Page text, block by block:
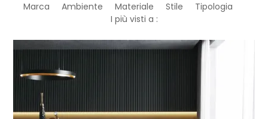
Marca Ambiente Materiale Stile
Tipologia
I più visti a :